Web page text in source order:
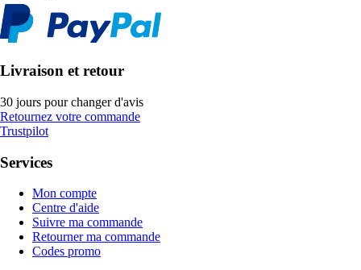
Livraison et retour
30 jours pour changer d'avis
Retournez votre commande
Trustpilot
Services
Mon compte
Centre d'aide
Suivre ma commande
Retourner ma commande
Codes promo